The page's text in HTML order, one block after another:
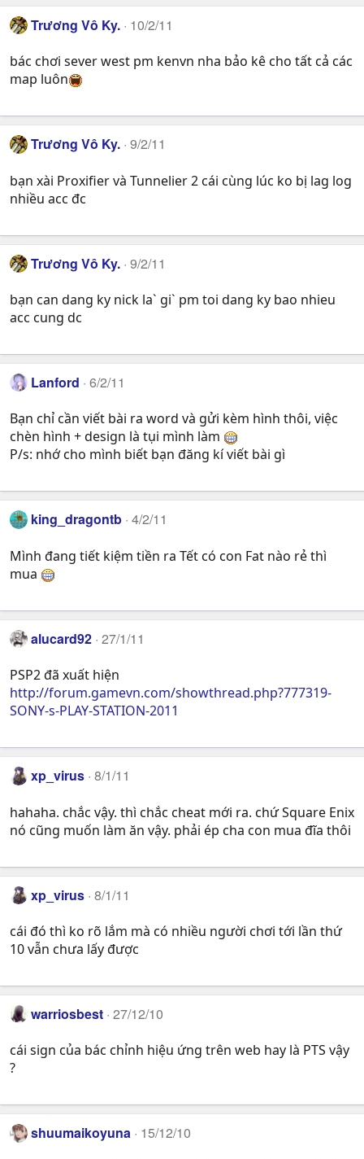
Trương Vô Ky. 10/2/11
bác chơi sever west pm kenvn nha bảo kê cho tất cả các
map luôn
Trương Vô Ky. 9/2/11
bạn xài Proxifier và Tunnelier 2 cái cùng lúc ko bị lag log
nhiều acc đc
Trương Vô Ky. 9/2/11
bạn can dang ky nick la` gi` pm toi dang ky bao nhieu
acc cung dc
Lanford 6/2/11
Bạn chỉ cần viết bài ra word và gửi kèm hình thôi, việc
chèn hình + design là tụi mình làm
P/s: nhớ cho mình biết bạn đăng kí viết bài gì
king_dragontb 4/2/11
Mình đang tiết kiệm tiền ra Tết có con Fat nào rẻ thì
mua
alucard92 27/1/11
PSP2 đã xuất hiện
http://forum.gamevn.com/showthread.php?777319-
SONY-s-PLAY-STATION-2011
xp_virus 8/1/11
hahaha. chắc vậy. thì chắc cheat mới ra. chứ Square Enix
nó cũng muốn làm ăn vậy. phải ép cha con mua đĩa thôi
xp_virus 8/1/11
cái đó thì ko rõ lắm mà có nhiều người chơi tới lần thứ
10 vẫn chưa lấy được
warriosbest 27/12/10
cái sign của bác chỉnh hiệu ứng trên web hay là PTS vậy
?
shuumaikoyuna 15/12/10